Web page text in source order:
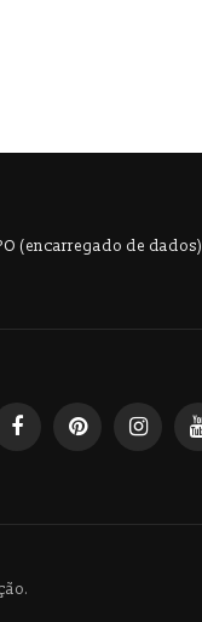
(encarregado de dados)